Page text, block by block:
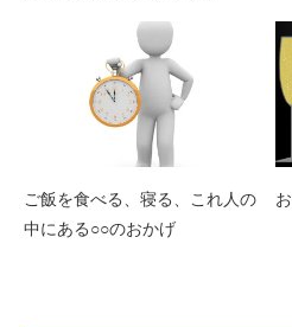
ご飯を食べる、寝る、これ人の
中にある○○のおかげ